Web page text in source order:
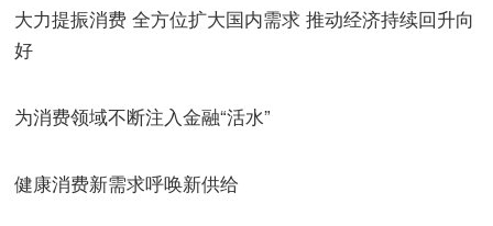
大力提振消费 全方位扩大国内需求 推动经济持续回升向
好
为消费领域不断注入金融“活水”
健康消费新需求呼唤新供给